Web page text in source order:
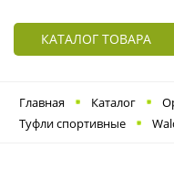
КАТАЛОГ ТОВАРА
Главная Каталог
Туфли спортивные